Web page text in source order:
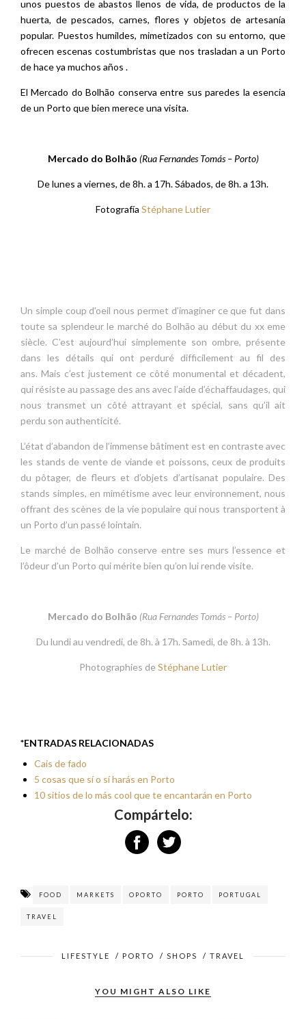
unos puestos de abastos llenos de vida, de productos de la
huerta, de pescados, carnes, flores y objetos de artesanía
popular. Puestos humildes, mimetizados con su entorno, que
ofrecen escenas costumbristas que nos trasladan a un Porto
de hace ya muchos años .
El Mercado do Bolhão conserva entre sus paredes la esencia
de un Porto que bien merece una visita.
Mercado do Bolhão (Rua Fernandes Tomás – Porto)
De lunes a viernes, de 8h. a 17h. Sábados, de 8h. a 13h.
Fotografía Stéphane Lutier
Un simple coup d’oeil nous permet d’imaginer ce que fut dans
toute sa splendeur le marché do Bolhão au début du xx eme
siècle. C’est aujourd’hui simplemente son ombre, présente
dans les détails qui ont perduré difficilement au fil des
ans. Mais c’est justement ce côté monumental et décadent,
qui résiste au passage des ans avec l’aide d’échaffaudages, qui
nous transmet un côté attrayant et spécial, sans qu’il ait
perdu son authenticité.
L’état d’abandon de l’immense bâtiment est en contraste avec
les stands de vente de viande et poissons, ceux de produits
du pôtager, de fleurs et d’objets d’artisanat populaire. Des
stands simples, en mimétisme avec leur environnement, nous
offrant des scènes de la vie populaire qui nous transportent à
un Porto d’un passé lointain.
Le marché de Bolhão conserve entre ses murs l’essence et
l’ôdeur d’un Porto qui mérite bien qu’on lui rende visite.
Mercado do Bolhão (Rua Fernandes Tomás – Porto)
Du lundi au vendredi, de 8h. à 17h. Samedi, de 8h. à 13h.
Photographies de Stéphane Lutier
*ENTRADAS RELACIONADAS
Cais de fado
5 cosas que sí o sí harás en Porto
10 sitios de lo más cool que te encantarán en Porto
Compártelo:
FOOD MARKETS OPORTO PORTO PORTUGAL
TRAVEL
LIFESTYLE / PORTO / SHOPS / TRAVEL
YOU MIGHT ALSO LIKE